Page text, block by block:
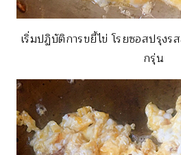
เริ่มปฏิบัติการขยี้ไข่ โรยซอสปรุงร
กรุ่น